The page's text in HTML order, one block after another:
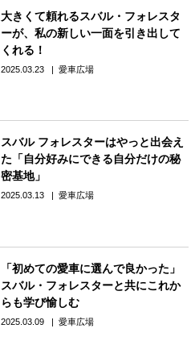
大きくて頼れるスバル・フォレスタ
ーが、私の新しい一面を引き出して
くれる！
2025.03.23 愛車広場
スバル フォレスターはやっと出会え
た「自分好みにできる自分だけの秘
密基地」
2025.03.13 愛車広場
「初めての愛車に選んで良かった」
スバル・フォレスターと共にこれか
らも学び愉しむ
2025.03.09 愛車広場